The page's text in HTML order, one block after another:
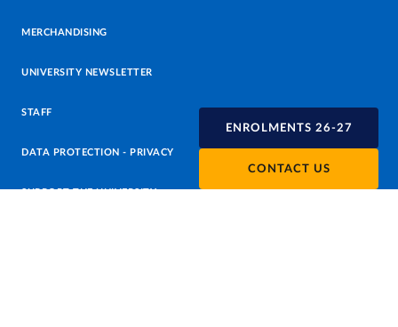
ENROLMENTS 26-27
CONTACT US
MERCHANDISING
UNIVERSITY NEWSLETTER
STAFF
DATA PROTECTION - PRIVACY
SUPPORT THE UNIVERSITY